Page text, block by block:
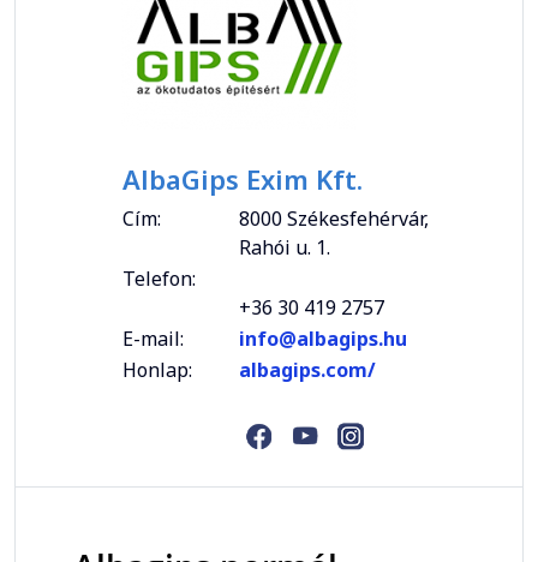
AlbaGips Exim Kft.
Cím:
8000 Székesfehérvár,
Rahói u. 1.
Telefon:
+36 30 419 2757
E-mail:
info@albagips.hu
Honlap:
albagips.com/